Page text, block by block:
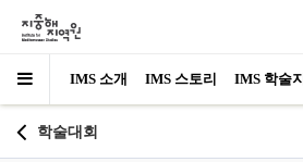
IMS 소개 IMS 스토리 IMS 학술지
학술대회